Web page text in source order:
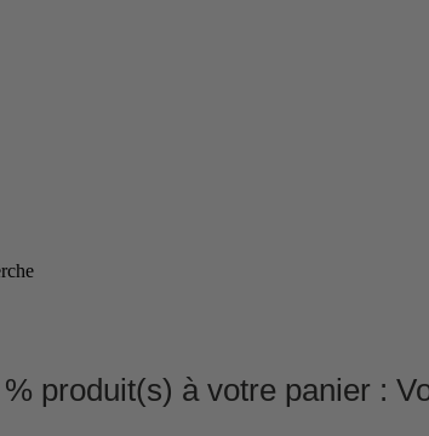
produit(s) à votre panier :